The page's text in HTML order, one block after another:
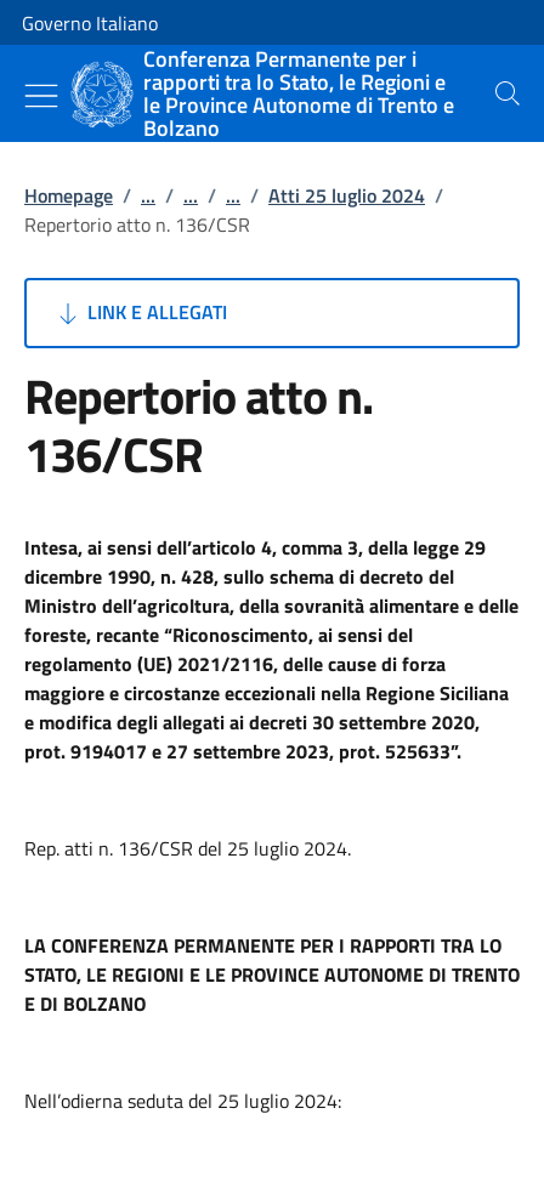
Vai al contenuto
Vai alla navigazione del sito
Governo Italiano
Conferenza Permanente per i
rapporti tra lo Stato, le Regioni e
le Province Autonome di Trento e
Bolzano
Cerca
Homepage / ... / ... / ... / Atti 25 luglio 2024 /
Repertorio atto n. 136/CSR
LINK E ALLEGATI
Repertorio atto n.
136/CSR
Intesa, ai sensi dell’articolo 4, comma 3, della legge 29
dicembre 1990, n. 428, sullo schema di decreto del
Ministro dell’agricoltura, della sovranità alimentare e delle
foreste, recante “Riconoscimento, ai sensi del
regolamento (UE) 2021/2116, delle cause di forza
maggiore e circostanze eccezionali nella Regione Siciliana
e modifica degli allegati ai decreti 30 settembre 2020,
prot. 9194017 e 27 settembre 2023, prot. 525633”.
Rep. atti n. 136/CSR del 25 luglio 2024.
LA CONFERENZA PERMANENTE PER I RAPPORTI TRA LO
STATO, LE REGIONI E LE PROVINCE AUTONOME DI TRENTO
E DI BOLZANO
Nell’odierna seduta del 25 luglio 2024: